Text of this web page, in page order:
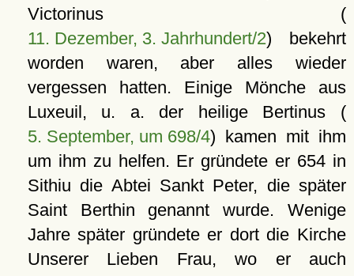
Victorinus (
11. Dezember, 3. Jahrhundert/2) bekehrt
worden waren, aber alles wieder
vergessen hatten. Einige Mönche aus
Luxeuil, u. a. der heilige Bertinus (
5. September, um 698/4) kamen mit ihm
um ihm zu helfen. Er gründete er 654 in
Sithiu die Abtei Sankt Peter, die später
Saint Berthin genannt wurde. Wenige
Jahre später gründete er dort die Kirche
Unserer Lieben Frau, wo er auch